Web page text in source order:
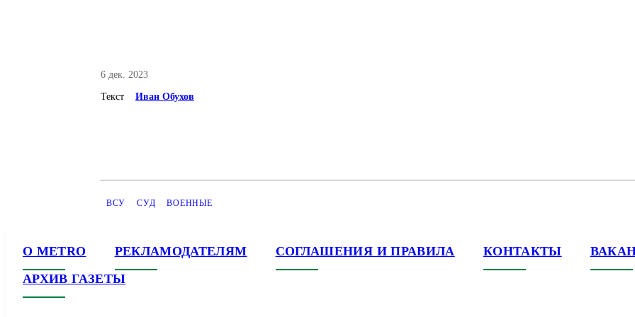
6 дек. 2023
Текст Иван Обухов
ВСУ СУД ВОЕННЫЕ
О METRO РЕКЛАМОДАТЕЛЯМ СОГЛАШЕНИЯ И ПРАВИЛА КОНТАКТЫ
АРХИВ ГАЗЕТЫ